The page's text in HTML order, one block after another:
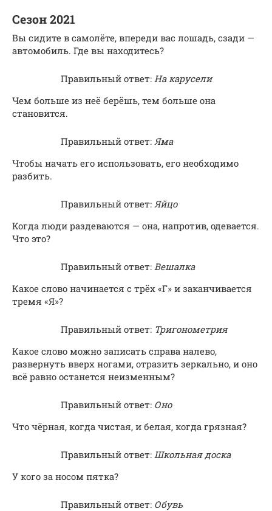
Сезон 2021
Вы сидите в самолёте, впереди вас лошадь, сзади —
автомобиль. Где вы находитесь?
Правильный ответ: На карусели
Чем больше из неё берёшь, тем больше она
становится.
Правильный ответ: Яма
Чтобы начать его использовать, его необходимо
разбить.
Правильный ответ: Яйцо
Когда люди раздеваются — она, напротив, одевается.
Что это?
Правильный ответ: Вешалка
Какое слово начинается с трёх «Г» и заканчивается
тремя «Я»?
Правильный ответ: Тригонометрия
Какое слово можно записать справа налево,
развернуть вверх ногами, отразить зеркально, и оно
всё равно останется неизменным?
Правильный ответ: Оно
Что чёрная, когда чистая, и белая, когда грязная?
Правильный ответ: Школьная доска
У кого за носом пятка?
Правильный ответ: Обувь